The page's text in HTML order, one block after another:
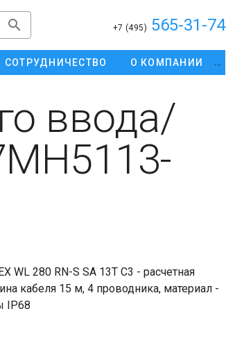
+7 (495) 565-31-74
СОТРУДНИЧЕСТВО О КОМПАНИИ
ввода/
WL 280 RN-S SA 13T C3 - расчетная
кабеля 15 м, 4 проводника, материал -
IP68